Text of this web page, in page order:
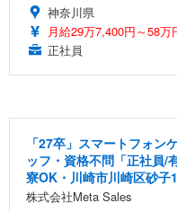
神奈川県
月給29万7,400円～58万
正社員
「27卒」スマートフォン
ッフ・資格不問「正社員/
寮OK・川崎市川崎区砂子
株式会社Meta Sales